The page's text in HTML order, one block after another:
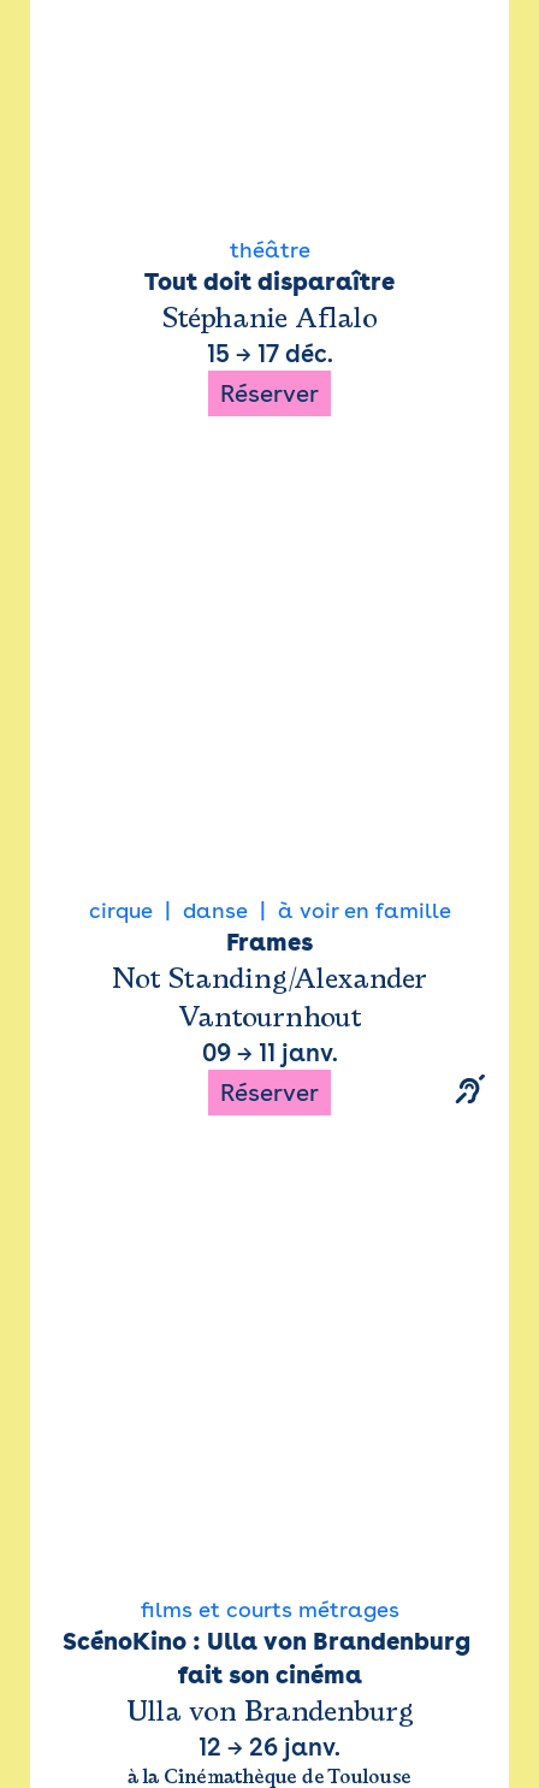
théâtre
Tout doit disparaître
Stéphanie Aflalo
15 → 17 déc.
Réserver
cirque danse à voir en famille
Frames
Not Standing/Alexander
Vantournhout
09→ 11 janv.
Réserver
films et courts métrages
ScénoKino : Ulla von Brandenburg
fait son cinéma
Ulla von Brandenburg
12 → 26 janv.
à la Cinémathèque de Toulouse